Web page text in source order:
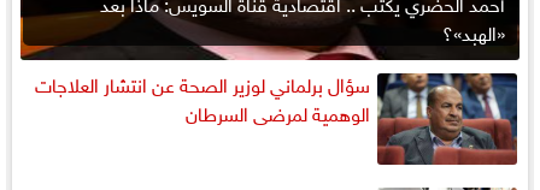
«الهبد»؟
سؤال برلماني لوزير الصحة عن انتشار العلاجات
الوهمية لمرضى السرطان